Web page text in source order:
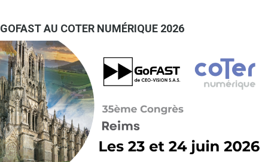
GOFAST AU COTER NUMÉRIQUE 2026